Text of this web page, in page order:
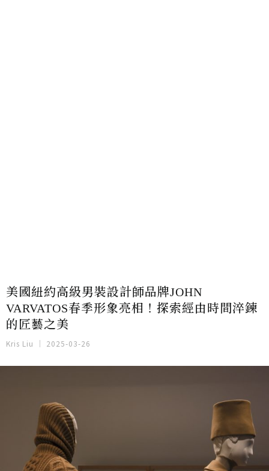
美國紐約高級男裝設計師品牌JOHN
VARVATOS春季形象亮相！探索經由時間淬鍊
的匠藝之美
Kris Liu 2025-03-26